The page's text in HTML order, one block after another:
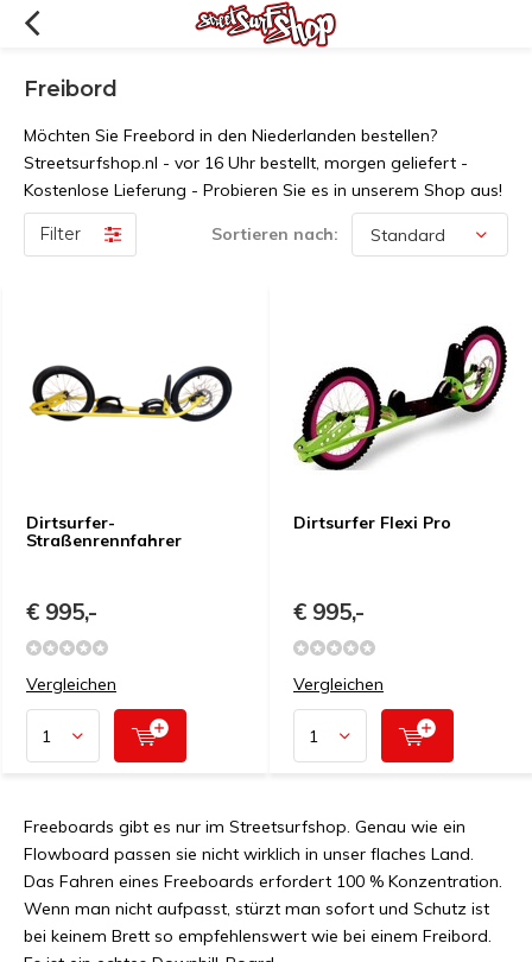
Freibord
Möchten Sie Freebord in den Niederlanden bestellen?
Streetsurfshop.nl - vor 16 Uhr bestellt, morgen geliefert -
Kostenlose Lieferung - Probieren Sie es in unserem Shop aus!
Filter Sortieren nach:
Dirtsurfer-
Straßenrennfahrer
€ 995,-
Vergleichen
Dirtsurfer Flexi Pro
€ 995,-
Vergleichen
Freeboards gibt es nur im Streetsurfshop. Genau wie ein
Flowboard passen sie nicht wirklich in unser flaches Land.
Das Fahren eines Freeboards erfordert 100 % Konzentration.
Wenn man nicht aufpasst, stürzt man sofort und Schutz ist
bei keinem Brett so empfehlenswert wie bei einem Freibord.